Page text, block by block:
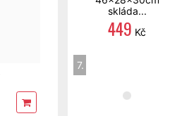
skláda...
449 Kč
7.